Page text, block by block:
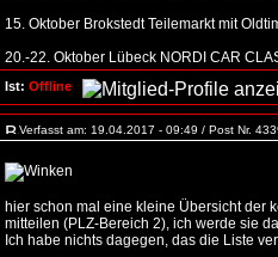
15. Oktober Brokstedt Teilemarkt mit
20.-22. Oktober Lübeck NORDI CAR
Ist: Offline
Verfasst am: 19.04.2017 - 09:49 / Post Nr.
hier schon mal eine kleine Übersicht der
mitteilen (PLZ-Bereich 2), ich werde sie
Ich habe nichts dagegen, das die Liste